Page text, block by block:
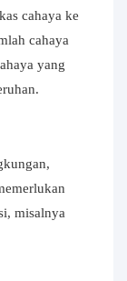
cahaya ke
cahaya
yang
misalnya